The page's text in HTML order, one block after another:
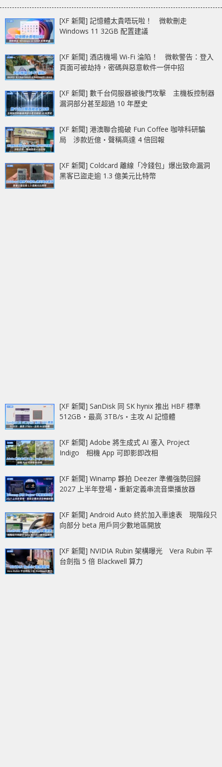
[XF 新聞] 記憶體太貴唔玩啦！ 微軟刪走
Windows 11 32GB 配置建議
[XF 新聞] 酒店機場 Wi-Fi 淪陷！ 微軟警告：登入
頁面可被劫持，密碼與惡意軟件一併中招
[XF 新聞] 數千台伺服器被後門攻擊 主機板控制器
漏洞部分甚至超過 10 年歷史
[XF 新聞] 港澳聯合搗破 Fun Coffee 咖啡科研騙
局 涉款近億‧聲稱高達 4 倍回報
[XF 新聞] Coldcard 離線「冷錢包」爆出致命漏洞
黑客已盜走逾 1.3 億美元比特幣
[XF 新聞] SanDisk 同 SK hynix 推出 HBF 標準
512GB‧最高 3TB/s‧主攻 AI 記憶體
[XF 新聞] Adobe 將生成式 AI 塞入 Project
Indigo 相機 App 可即影即改相
[XF 新聞] Winamp 夥拍 Deezer 準備強勢回歸
2027 上半年登場‧重新定義串流音樂播放器
[XF 新聞] Android Auto 終於加入車速表 現階段只
向部分 beta 用戶同少數地區開放
[XF 新聞] NVIDIA Rubin 架構曝光 Vera Rubin 平
台劍指 5 倍 Blackwell 算力